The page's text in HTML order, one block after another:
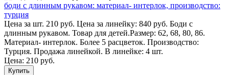
боди с длинным рукавом: материал- интерлок, производство:
турция
Цена за шт. 210 руб. Цена за линейку: 840 руб. Боди с
длинным рукавом. Товар для детей.Размер: 62, 68, 80, 86.
Материал- интерлок. Более 5 расцветок. Производство:
Турция. Продажа линейкой. В линейке: 4 шт.
Цена: 210 руб.
Купить